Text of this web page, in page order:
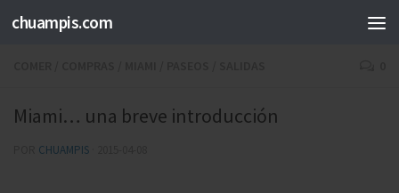
chuampis.com
Miami… una breve introducción
CHUAMPIS